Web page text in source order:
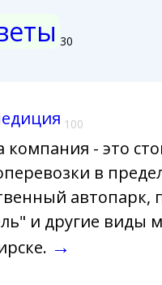
30
100
компания - это
в
автопарк,
и другие виды
→